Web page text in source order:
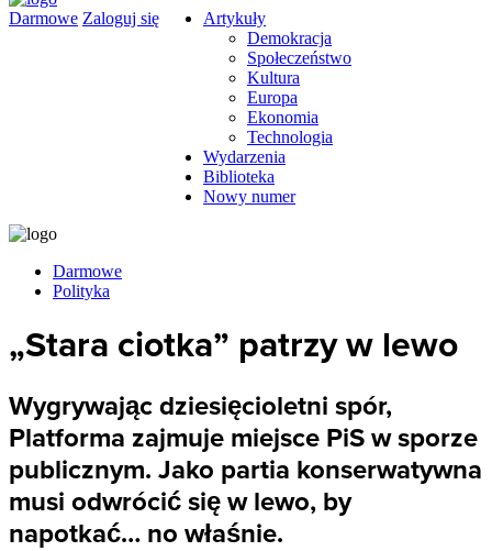
Darmowe Zaloguj się
Artykuły
Demokracja
Społeczeństwo
Kultura
Europa
Ekonomia
Technologia
Wydarzenia
Biblioteka
Nowy numer
Darmowe
Polityka
„Stara ciotka” patrzy w lewo
Wygrywając dziesięcioletni spór,
Platforma zajmuje miejsce PiS w sporze
publicznym. Jako partia konserwatywna
musi odwrócić się w lewo, by
napotkać… no właśnie.